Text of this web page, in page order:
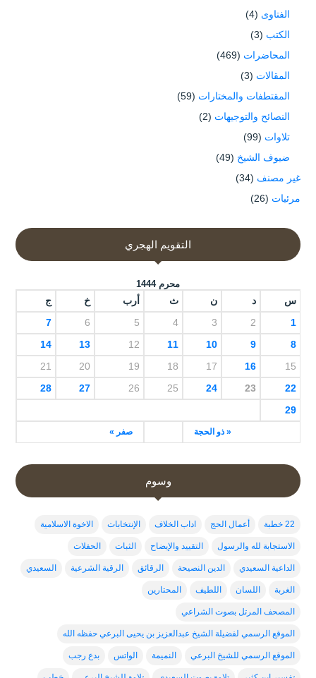
الفتاوى (4)
الكتب (3)
المحاضرات (469)
المقالات (3)
المقتطفات والمختارات (59)
النصائح والتوجيهات (2)
تلاوات (99)
ضيوف الشيخ (49)
غير مصنف (34)
مرئيات (26)
التقويم الهجري
محرم 1444
س د ن ث أرب خ ج
« ذو الحجة صفر »
1
2
3
4
5
6
7
8
9
10
11
12
13
14
15
16
17
18
19
20
21
22
23
24
25
26
27
28
29
وسوم
22 خطبة أعمال الحج اداب الخلاف الإنتخابات الاخوة الاسلامية
الاستجابة لله والرسول التقييد والإيضاح الثبات الحفلات
الداعية السعيدي الدين النصيحة الرقائق الرقية الشرعية السعيدي
الغربة اللسان اللطيف المحتارين
المصحف المرتل بصوت الشراعي
الموقع الرسمي لفضيلة الشيخ عبدالعزيز بن يحيى البرعي حفظه الله
الموقع الرسمي للشيخ البرعي النميمة الواتس بدع رجب